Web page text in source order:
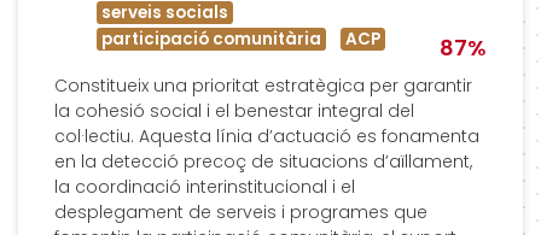
serveis socials
participació comunitària
ACP 87%
Constitueix una prioritat estratègica per garantir
la cohesió social i el benestar integral del
col·lectiu. Aquesta línia d’actuació es fonamenta
en la detecció precoç de situacions d’aïllament,
la coordinació interinstitucional i el
desplegament de serveis i programes que